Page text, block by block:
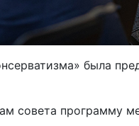
была
совета программу